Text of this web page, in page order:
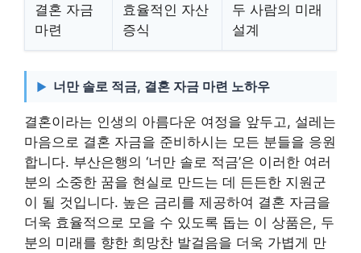
결혼 자금
마련
효율적인 자산
증식
두 사람의 미래
설계
너만 솔로 적금, 결혼 자금 마련 노하우
결혼이라는 인생의 아름다운 여정을 앞두고, 설레는
마음으로 결혼 자금을 준비하시는 모든 분들을 응원
합니다. 부산은행의 ‘너만 솔로 적금’은 이러한 여러
분의 소중한 꿈을 현실로 만드는 데 든든한 지원군
이 될 것입니다. 높은 금리를 제공하여 결혼 자금을
더욱 효율적으로 모을 수 있도록 돕는 이 상품은, 두
분의 미래를 향한 희망찬 발걸음을 더욱 가볍게 만